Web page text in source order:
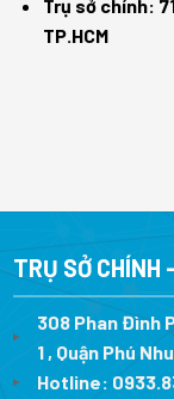
Trụ sở chính:
TP.HCM
TRỤ SỞ CHÍNH
308 Phan Đình
1 , Quận Phú
Hotline: